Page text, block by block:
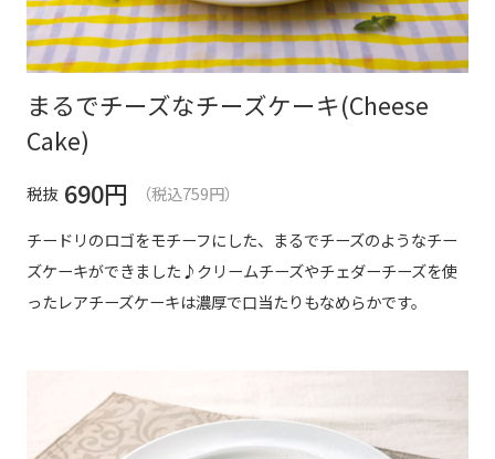
まるでチーズなチーズケーキ(Cheese
Cake)
税抜 690円
（税込759円）
チードリのロゴをモチーフにした、まるでチーズのようなチー
ズケーキができました♪クリームチーズやチェダーチーズを使
ったレアチーズケーキは濃厚で口当たりもなめらかです。